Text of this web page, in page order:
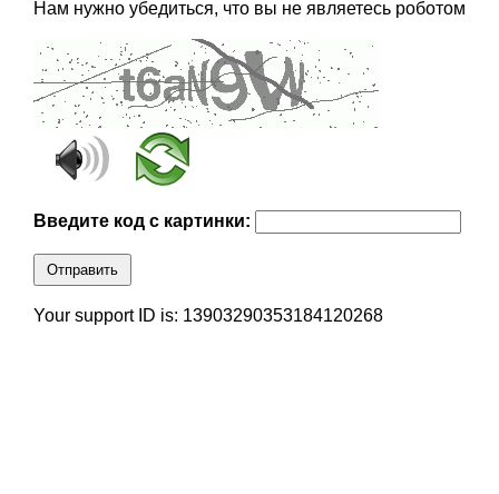
Нам нужно убедиться, что вы не являетесь роботом
Введите код с картинки:
Отправить
Your support ID is: 13903290353184120268